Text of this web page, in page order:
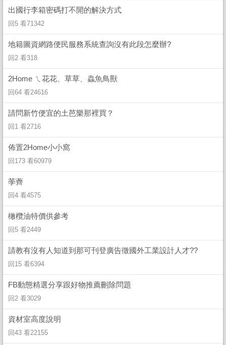
出國行李箱密碼打不開的解決方式
回5 看71342
地籍圖資網路便民服務系統查詢沒有此段怎麼辦?
回2 看318
2Home ㄟ花花、草草、蟲魚鳥獸
回64 看24616
請問新竹便宜的土芭樂那裡買？
回1 看2716
佈置2Home小小窩
回173 看60979
荸薺
回4 看4575
橄欖油特價供參考
回5 看2449
請教有沒有人知道到那可刊登廣告徵國外工業設計人才??
回15 看6394
FB動態精選分享跟好物推薦刪除問題
回2 看3029
資材室高度說明
回43 看22155